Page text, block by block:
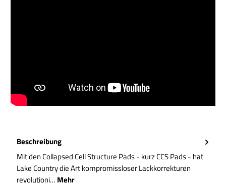
Beschreibung
Mit den Collapsed Cell Structure Pads - kurz CCS Pads - hat
Lake Country die Art kompromissloser Lackkorrekturen
revolutioni… Mehr